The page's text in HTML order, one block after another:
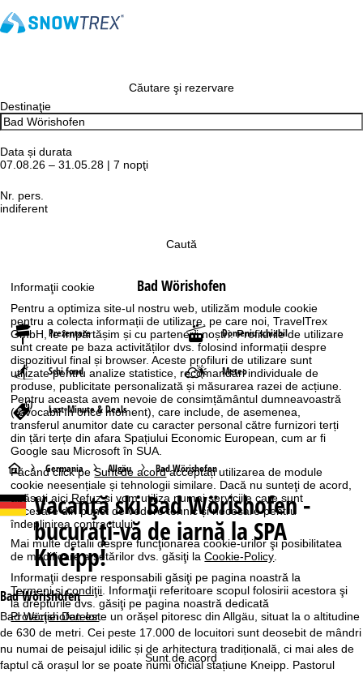
Informaţii cookie
Pentru a optimiza site-ul nostru web, utilizăm module cookie
pentru a colecta informații de utilizare, pe care noi, TravelTrex
GmbH, le împărtășim și cu partenerii noștri. Profilurile de utilizare
sunt create pe baza activităților dvs. folosind informații despre
dispozitivul final și browser. Aceste profiluri de utilizare sunt
utilizate pentru analize statistice, recomandări individuale de
produse, publicitate personalizată și măsurarea razei de acțiune.
Pentru aceasta avem nevoie de consimțământul dumneavoastră
(revocabil în orice moment), care include, de asemenea,
transferul anumitor date cu caracter personal către furnizori terți
din țări terțe din afara Spațiului Economic European, cum ar fi
Google sau Microsoft în SUA.
Făcând click peSunt de acordacceptați utilizarea de module
cookie neesențiale și tehnologii similare. Dacă nu sunteţi de acord,
apăsaţi aici Refuzși vom utiliza numai serviciile care sunt
necesare din punct de vedere tehnic și necesare pentru
îndeplinirea contractului.
Mai multe detalii despre funcţionarea cookie-urilor şi posibilitatea
de modificare a setărilor dvs. găsiţi laCookie-Policy
Informaţii despre responsabili găsiţi pe pagina noastră la
Termeni şi condiţii . Informaţii referitoare scopul folosirii acestora şi
la drepturile dvs. găsiţi pe pagina noastră dedicată
Protecţiei Datelor.
Sunt de acord
Căutare şi rezervare
Destinaţie
Data și durata
07.08.26 – 31.05.28 | 7 nopţi
Nr. pers.
indiferent
Caută
Bad Wörishofen
Prezentare Domeniu schiabil
Schi fond Meteo
Last-Minute & Deals
A
c
ă
Germania Allgäu Bad Wörishofen
Vacanță skiBad Wörishofen -
bucurați-vă de iarnă la SPA
Kneipp!
Bad Wörishofen
Bad Wörishofen este un orășel pitoresc din Allgäu, situat la o altitudine
de 630 de metri. Cei peste 17.000 de locuitori sunt deosebit de mândri
nu numai de peisajul idilic și de arhitectura tradițională, ci mai ales de
faptul că orașul lor se poate numi oficial stațiune Kneipp. Pastorul